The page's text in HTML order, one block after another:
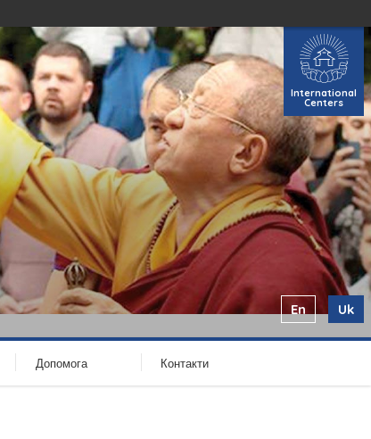
International
Centers
En Uk
Допомога Контакти